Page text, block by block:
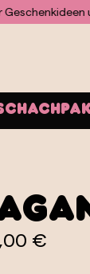
gefunden
und
€